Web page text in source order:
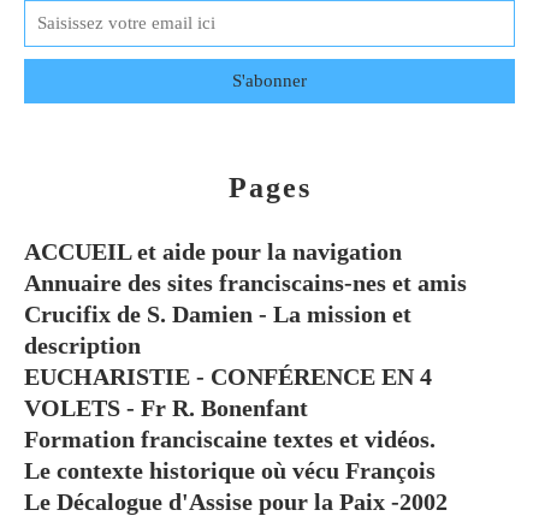
Pages
ACCUEIL et aide pour la navigation
Annuaire des sites franciscains-nes et amis
Crucifix de S. Damien - La mission et
description
EUCHARISTIE - CONFÉRENCE EN 4
VOLETS - Fr R. Bonenfant
Formation franciscaine textes et vidéos.
Le contexte historique où vécu François
Le Décalogue d'Assise pour la Paix -2002